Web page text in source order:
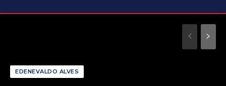
EDENEVALDO ALVES